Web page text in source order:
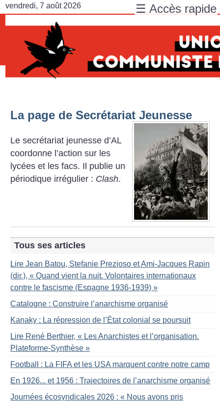
vendredi, 7 août 2026
La page de Secrétariat Jeunesse
Le secrétariat jeunesse d’AL
coordonne l’action sur les
lycées et les facs. Il publie un
périodique irrégulier : Clash.
Tous ses articles
Lire Jean Batou, Stefanie Prezioso et Ami-Jacques Rapin
(dir.), « Quand vient la nuit. Volontaires internationaux
contre le fascisme (Espagne 1936-1939) »
Catalogne : Construire l’anarchisme organisé
Kanaky : La répression de l’État colonial se poursuit
Lire René Berthier, « Les Anarchistes et l’organisation.
Plateforme-Synthèse »
Football : La FIFA et les USA marquent contre notre camp
En 1926... et 1956 : Trajectoires de l’anarchisme organisé
Journées écosyndicales 2026 : « Nous avons pris
☰ Accès rapide